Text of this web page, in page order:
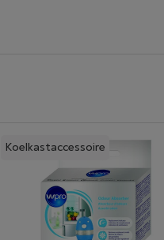
Koelkastaccessoire